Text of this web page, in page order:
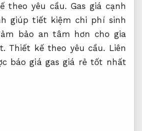
theo yêu cầu. Gas giá cạnh
giúp tiết kiệm chi phí sinh
bảo an tâm hơn cho gia
Thiết kế theo yêu cầu. Liên
báo giá gas giá rẻ tốt nhất